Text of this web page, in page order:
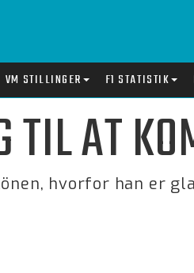
VM STILLINGER F1 STATISTIK
TIL AT
hvorfor han er